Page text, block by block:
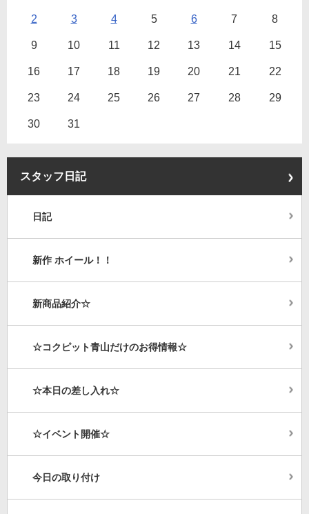
2 3 4 5 6 7 8
9 10 11 12 13 14 15
16 17 18 19 20 21 22
23 24 25 26 27 28 29
30 31
スタッフ日記
日記
新作 ホイール！！
新商品紹介☆
☆コクピット青山だけのお得情報☆
☆本日の差し入れ☆
☆イベント開催☆
今日の取り付け